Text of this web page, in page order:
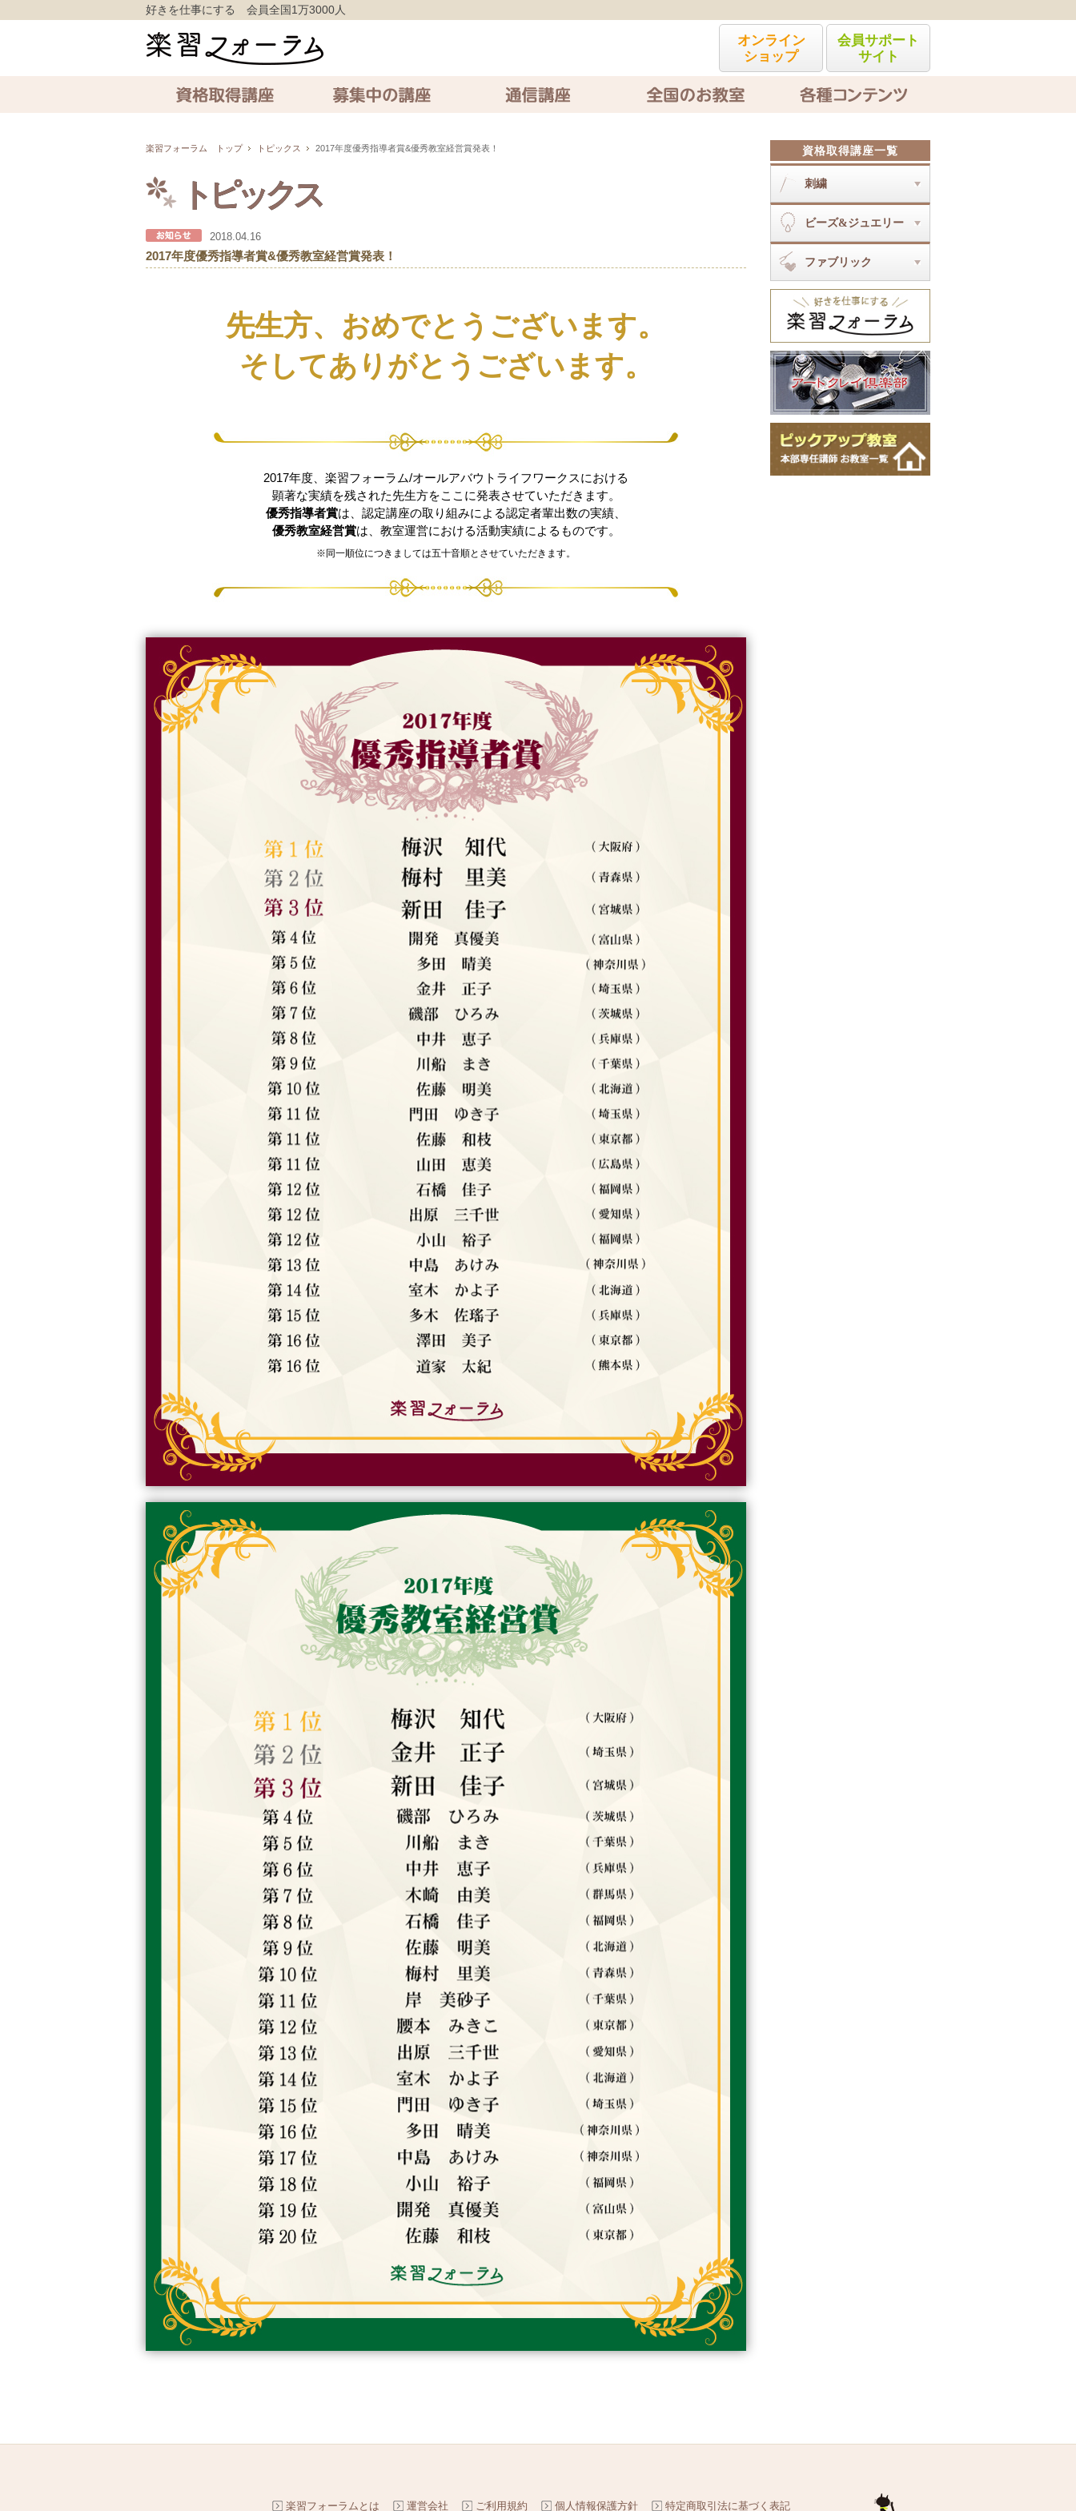
好きを仕事にする 会員全国1万3000人
オンライン
ショップ
会員サポート
サイト
楽習フォーラム トップ トピックス 2017年度優秀指導者賞&優秀教室経営賞発表！
トピックス
2018.04.16
2017年度優秀指導者賞&優秀教室経営賞発表！
先生方、おめでとうございます。
そしてありがとうございます。
2017年度、楽習フォーラム/オールアバウトライフワークスにおける
顕著な実績を残された先生方をここに発表させていただきます。
優秀指導者賞は、認定講座の取り組みによる認定者輩出数の実績、
優秀教室経営賞は、教室運営における活動実績によるものです。
※同一順位につきましては五十音順とさせていただきます。
資格取得講座一覧
刺繍
刺繍とは
オートクチュール刺繍アクセサリ
ーディプロマ
ソウタシエジュエリーディプロマ
ビーズ&ジュエリー
ビーズ&ジュエリーとは
コスチュームジュエリー（入門・
ディプロマ・認定）
ジュエリークロッシェ上級
ジュエリークロッシェ
ビーズアートステッチWIZアカデ
ビーズアートステッチWIZアカデ
ミーII
ビーズアートステッチWIZアルフ
ァ
ディプロマ
マルチホールビーズアートステッ
ファブリック
ファブリックとは
マクラメ雑貨ディプロマ
楽習フォーラムとは 運営会社 ご利用規約 個人情報保護方針 特定商取引法に基づく表記